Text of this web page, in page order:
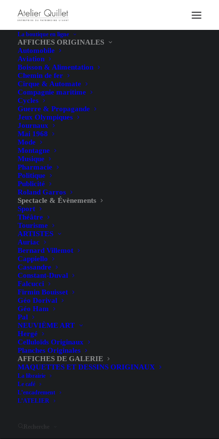
La boutique en ligne
AFFICHES ORIGINALES
Automobile
Aviation
Boisson & Alimentation
Chemin de fer
Cirque & Automate
Compagnie maritime
Cycles
Guerre & Propagande
Jeux Olympiques
Journaux
Mai 1968
Mode
Montagne
Musique
Pharmacie
Politique
Publicité
Roland Garros
Spectacle & Évènements
Sport
Théâtre
Tourisme
ARTISTES
Auriac
Bernard Villemot
Cappiello
Cassandre
Constant-Duval
Falcucci
Firmin Bouisset
Géo Dorival
Géo Ham
Pal
NEUVIÈME ART
Hergé
Celluloïds Originaux
Planches Originales
AFFICHES DE GALERIE
MAQUETTES ET DESSINS ORIGINAUX
La librairie
Le café
L’encadrement
L’ATELIER
80,00€
Lithographie – 1954 – 40.3 x 61.1 cm
État : A+